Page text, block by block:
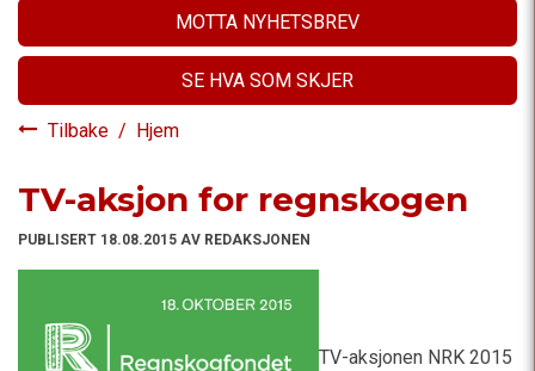
MOTTA NYHETSBREV
SE HVA SOM SKJER
Tilbake / Hjem
TV-aksjon for regnskogen
PUBLISERT 18.08.2015 AV REDAKSJONEN
TV-aksjonen NRK 2015